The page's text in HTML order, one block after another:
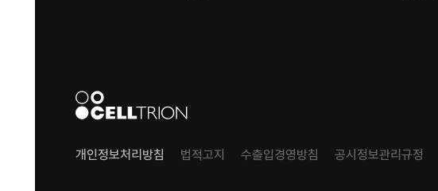
개인정보처리방침 법적고지 수출입경영방침 공시정보관리규정